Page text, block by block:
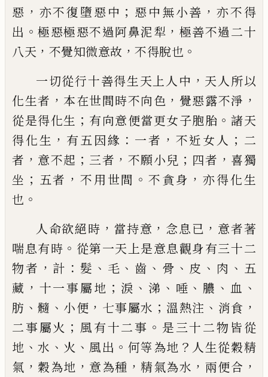
惡 ， 亦不復墮惡中 ； 惡中無小善 ， 亦不得
出 。極惡極惡不過阿鼻泥犁 ， 極善不過二十
八天 ， 不覺知微意故 ， 不得脫也 。
一切從行十善得生天上人中 ， 天人所以
化生者 ，本在世間時不向色 ， 覺惡露不淨 ，
從是得化生 ； 有向意便當更女子胞胎 。 諸天
得化生 ， 有五因緣 ： 一者 ， 不近女人 ； 二
者 ， 意不起 ； 三者 ， 不願小兒 ； 四者 ， 喜獨
坐 ； 五者 ， 不用世間 。 不貪身 ，亦得化生
也 。
人命欲絕時 ， 當持意 ， 念息已 ， 意者著
喘息有時 。 從第一天上是意息觀身有三十二
物者 ， 計 ： 髮 、 毛 、 齒 、 骨 、 皮 、 肉 、 五
藏 ， 十一事屬地 ； 淚 、 涕 、 唾 、 膿 、 血 、
肪 、髓 、 小便 ， 七事屬水 ； 溫熱注 、 消食 ，
二事屬火 ； 風有十二事 。 是三十二物皆從
地 、水 、 火 、 風出 。 何等為地 ？ 人生從穀精
氣 ， 穀為地 ， 意為種 ，精氣為水 ， 兩便合 ，